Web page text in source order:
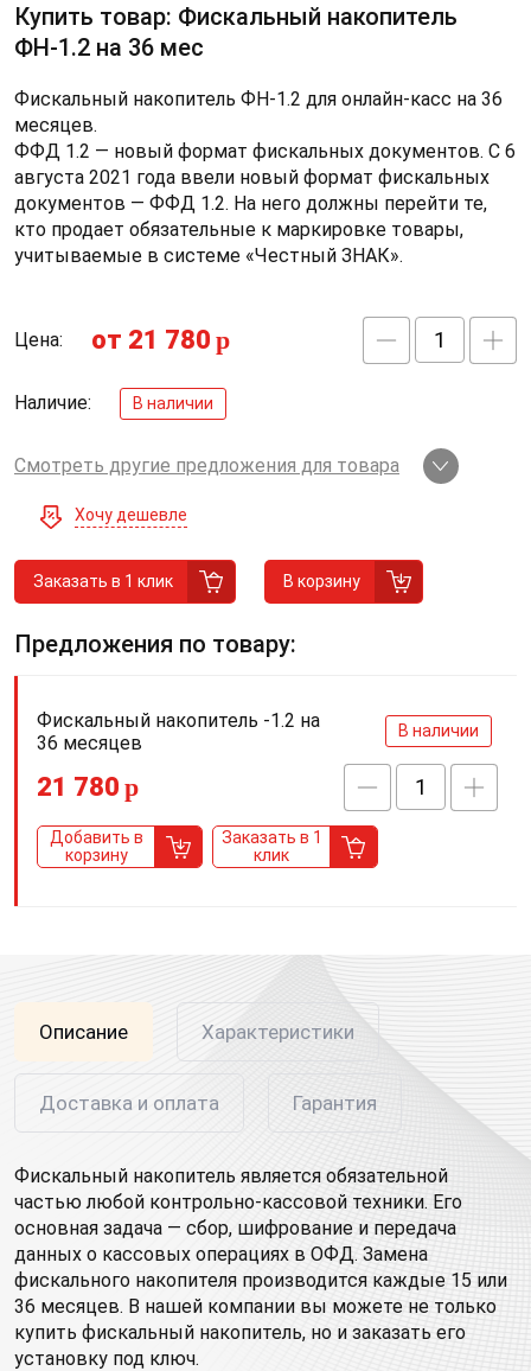
Купить товар: Фискальный накопитель
ФН-1.2 на 36 мес
Фискальный накопитель ФН-1.2 для онлайн-касс на 36
месяцев.
ФФД 1.2 — новый формат фискальных документов. С 6
августа 2021 года ввели новый формат фискальных
документов — ФФД 1.2. На него должны перейти те,
кто продает обязательные к маркировке товары,
учитываемые в системе «Честный ЗНАК».
Цена: от 21 780 p
Наличие: В наличии
Смотреть другие предложения для товара
Хочу дешевле
Заказать в 1 клик В корзину
Предложения по товару:
Фискальный накопитель -1.2 на
36 месяцев
В наличии
21 780 p
Добавить в
корзину
Заказать в 1
клик
Описание Характеристики
Доставка и оплата Гарантия
Фискальный накопитель является обязательной
частью любой контрольно-кассовой техники. Его
основная задача — сбор, шифрование и передача
данных о кассовых операциях в ОФД. Замена
фискального накопителя производится каждые 15 или
36 месяцев. В нашей компании вы можете не только
купить фискальный накопитель, но и заказать его
установку под ключ.